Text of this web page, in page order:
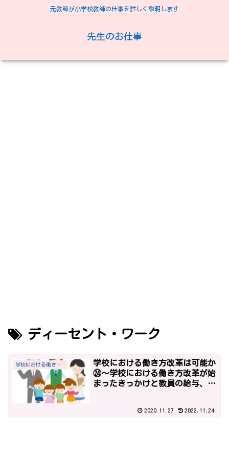
元教師が小学校教師の仕事を詳しく説明します
先生のお仕事
ディーセント・ワーク
学校における働き方改革
学校における働き方改革は可能か
㉔～学校における働き方改革が始
まったきっかけと教員の給与、平
務改善のためのガイドライン」～
2020.11.27 2022.11.24